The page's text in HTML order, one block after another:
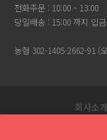
전화주문 : 10:00 ~ 13:00
당일배송 : 15:00 까지 입금
농협 302-1405-2662-91 (
회사소개